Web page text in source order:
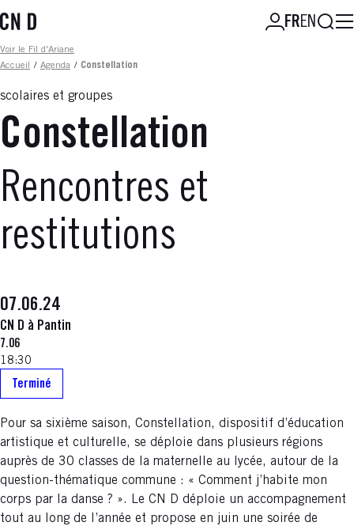
au
principal
FREN
Fil d'ariane
Voir le Fil d'Ariane
Accueil
/ Agenda / Constellation
scolaires et groupes
Constellation
Rencontres et
restitutions
07.06.24
CN D à Pantin
7.06
18:30
Terminé
Pour sa sixième saison, Constellation, dispositif d’éducation
artistique et culturelle, se déploie dans plusieurs régions
auprès de 30 classes de la maternelle au lycée, autour de la
question-thématique commune : « Comment j’habite mon
corps par la danse ? ». Le CN D déploie un accompagnement
tout au long de l’année et propose en juin une soirée de